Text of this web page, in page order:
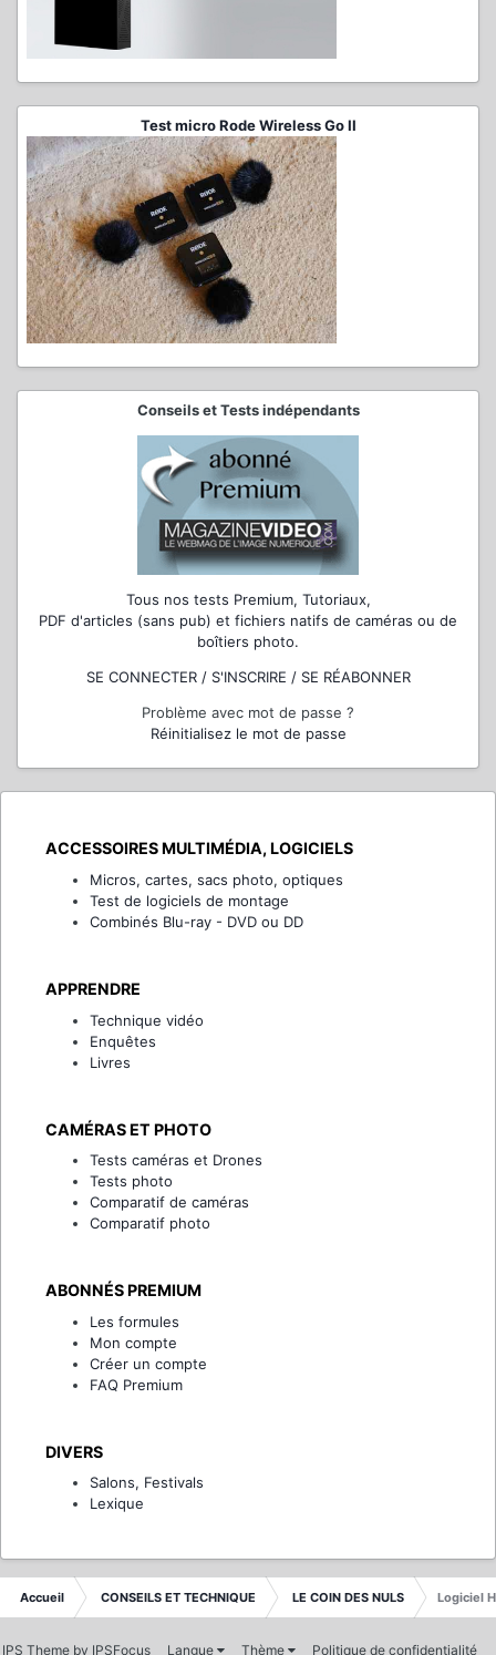
Test micro Rode Wireless Go II
Conseils et Tests indépendants
Tous nos tests Premium, Tutoriaux,
PDF d'articles (sans pub) et fichiers natifs de caméras ou de
boîtiers photo.
SE CONNECTER / S'INSCRIRE / SE RÉABONNER
Problème avec mot de passe ?
Réinitialisez le mot de passe
ACCESSOIRES MULTIMÉDIA, LOGICIELS
Micros, cartes, sacs photo, optiques
Test de logiciels de montage
Combinés Blu-ray - DVD ou DD
APPRENDRE
Technique vidéo
Enquêtes
Livres
CAMÉRAS ET PHOTO
Tests caméras et Drones
Tests photo
Comparatif de caméras
Comparatif photo
ABONNÉS PREMIUM
Les formules
Mon compte
Créer un compte
FAQ Premium
DIVERS
Salons, Festivals
Lexique
Accueil CONSEILS ET TECHNIQUE LE COIN DES NULS Logiciel
IPS Theme by IPSFocus Langue Thème Politique de confidentialité